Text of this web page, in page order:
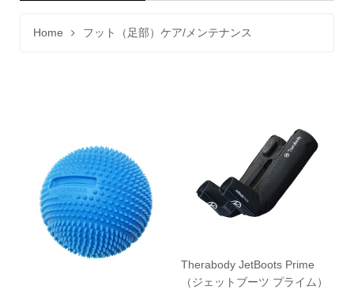
Home フット（足部）ケア/メンテナンス
Therabody JetBoots Prime
（ジェットブーツ プライム）